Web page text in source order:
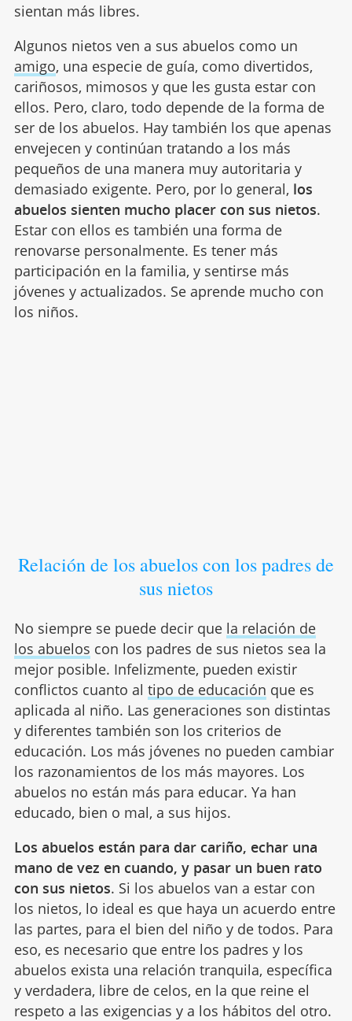
sientan más libres.
Algunos nietos ven a sus abuelos como un
amigo, una especie de guía, como divertidos,
cariñosos, mimosos y que les gusta estar con
ellos. Pero, claro, todo depende de la forma de
ser de los abuelos. Hay también los que apenas
envejecen y continúan tratando a los más
pequeños de una manera muy autoritaria y
demasiado exigente. Pero, por lo general, los
abuelos sienten mucho placer con sus nietos.
Estar con ellos es también una forma de
renovarse personalmente. Es tener más
participación en la familia, y sentirse más
jóvenes y actualizados. Se aprende mucho con
los niños.
Relación de los abuelos con los padres de
sus nietos
No siempre se puede decir que la relación de
los abuelos con los padres de sus nietos sea la
mejor posible. Infelizmente, pueden existir
conflictos cuanto al tipo de educación que es
aplicada al niño. Las generaciones son distintas
y diferentes también son los criterios de
educación. Los más jóvenes no pueden cambiar
los razonamientos de los más mayores. Los
abuelos no están más para educar. Ya han
educado, bien o mal, a sus hijos.
Los abuelos están para dar cariño, echar una
mano de vez en cuando, y pasar un buen rato
con sus nietos. Si los abuelos van a estar con
los nietos, lo ideal es que haya un acuerdo entre
las partes, para el bien del niño y de todos. Para
eso, es necesario que entre los padres y los
abuelos exista una relación tranquila, específica
y verdadera, libre de celos, en la que reine el
respeto a las exigencias y a los hábitos del otro.